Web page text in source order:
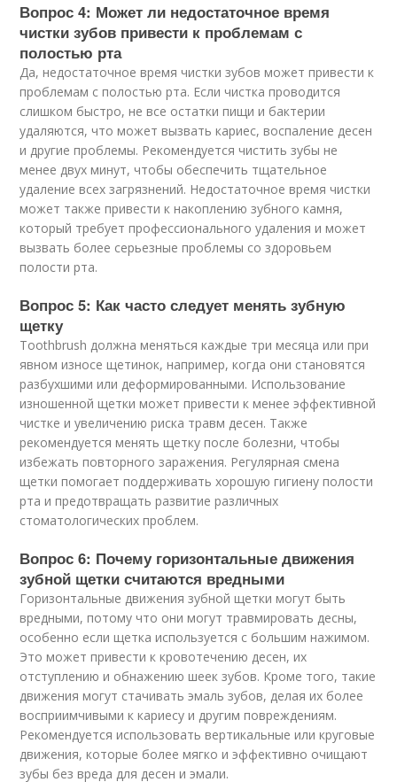
Вопрос 4: Может ли недостаточное время
чистки зубов привести к проблемам с
полостью рта
Да, недостаточное время чистки зубов может привести к
проблемам с полостью рта. Если чистка проводится
слишком быстро, не все остатки пищи и бактерии
удаляются, что может вызвать кариес, воспаление десен
и другие проблемы. Рекомендуется чистить зубы не
менее двух минут, чтобы обеспечить тщательное
удаление всех загрязнений. Недостаточное время чистки
может также привести к накоплению зубного камня,
который требует профессионального удаления и может
вызвать более серьезные проблемы со здоровьем
полости рта.
Вопрос 5: Как часто следует менять зубную
щетку
Toothbrush должна меняться каждые три месяца или при
явном износе щетинок, например, когда они становятся
разбухшими или деформированными. Использование
изношенной щетки может привести к менее эффективной
чистке и увеличению риска травм десен. Также
рекомендуется менять щетку после болезни, чтобы
избежать повторного заражения. Регулярная смена
щетки помогает поддерживать хорошую гигиену полости
рта и предотвращать развитие различных
стоматологических проблем.
Вопрос 6: Почему горизонтальные движения
зубной щетки считаются вредными
Горизонтальные движения зубной щетки могут быть
вредными, потому что они могут травмировать десны,
особенно если щетка используется с большим нажимом.
Это может привести к кровотечению десен, их
отступлению и обнажению шеек зубов. Кроме того, такие
движения могут стачивать эмаль зубов, делая их более
восприимчивыми к кариесу и другим повреждениям.
Рекомендуется использовать вертикальные или круговые
движения, которые более мягко и эффективно очищают
зубы без вреда для десен и эмали.